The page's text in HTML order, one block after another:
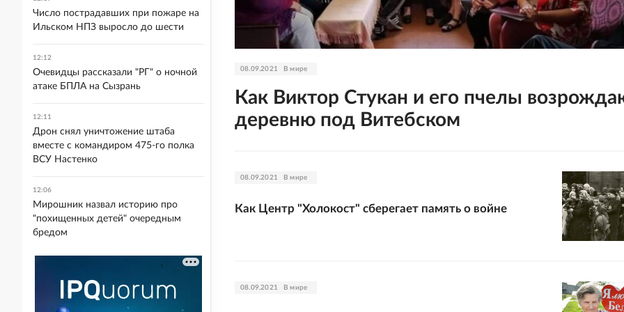
08.09.2021 В мире
Как Виктор Стукан и его пчелы
деревню под Витебском
08.09.2021 В мире
Как Центр "Холокост" сберегает память о войне
08.09.2021 В мире
Число пострадавших при пожаре на
Ильском НПЗ выросло до шести
12:12
Очевидцы рассказали "РГ" о ночной
атаке БПЛА на Сызрань
12:11
Дрон снял уничтожение штаба
вместе с командиром 475-го полка
ВСУ Настенко
12:06
Мирошник назвал историю про
"похищенных детей" очередным
бредом